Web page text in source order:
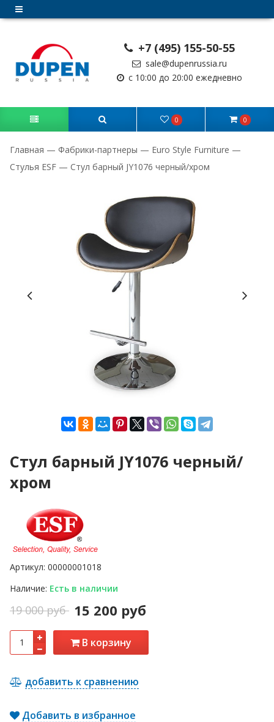
+7 (495) 155-50-55
sale@dupenrussia.ru
с 10:00 до 20:00 ежедневно
0 0
Главная — Фабрики-партнеры — Euro Style Furniture —
Стулья ESF — Стул барный JY1076 черный/хром
Стул барный JY1076 черный/
хром
Артикул: 00000001018
Наличие: Есть в наличии
19 000 руб 15 200 руб
В корзину
добавить к сравнению
Добавить в избранное